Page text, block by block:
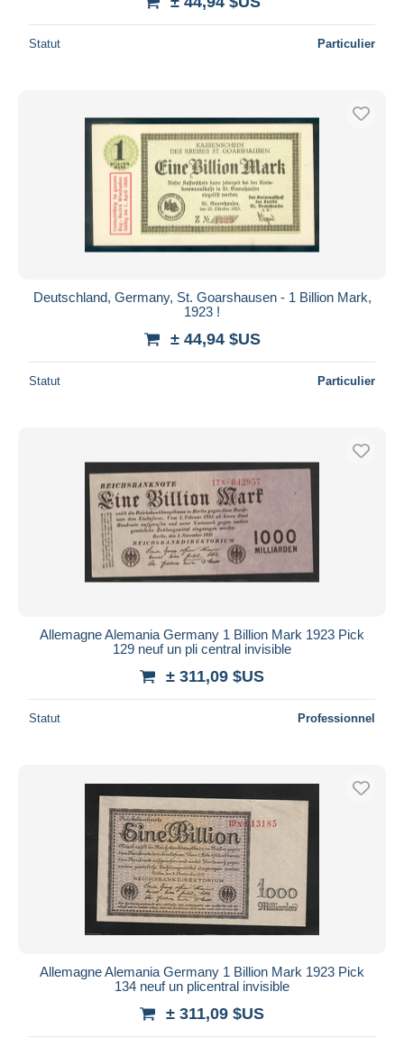
Statut Particulier
Deutschland, Germany, St. Goarshausen - 1 Billion Mark,
1923 !
± 44,94 $US
Statut Particulier
Allemagne Alemania Germany 1 Billion Mark 1923 Pick
129 neuf un pli central invisible
± 311,09 $US
Statut Professionnel
Allemagne Alemania Germany 1 Billion Mark 1923 Pick
134 neuf un plicentral invisible
± 311,09 $US